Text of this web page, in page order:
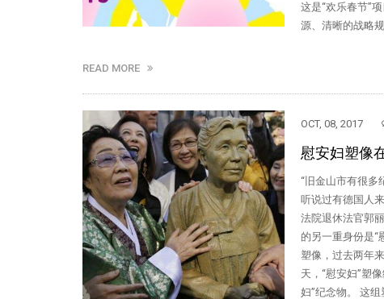
这是“欢乐春节”
源、清晰的战略
READ MORE
OCT, 08, 2017
慰安妇塑像
“旧金山市有很多
听说过有德国人
法院退休法官郭
的另一重身份是“
塑像，过去两年
天，“慰安妇”塑
妇”纪念物。 这